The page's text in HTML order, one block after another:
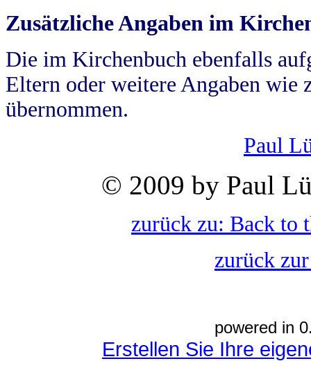
Zusätzliche Angaben im
Die im Kirchenbuch ebenfalls
Eltern oder weitere Angaben wie
übernommen.
Paul
© 2009 by Paul
zurück zu: Back to
zurück
powered in
Erstellen Sie Ihre